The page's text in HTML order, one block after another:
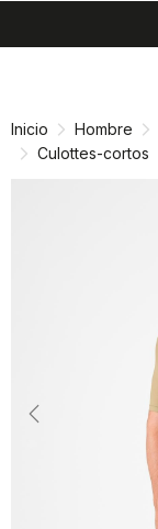
navegación
Inicio Hombre
Culottes-cortos
Previous